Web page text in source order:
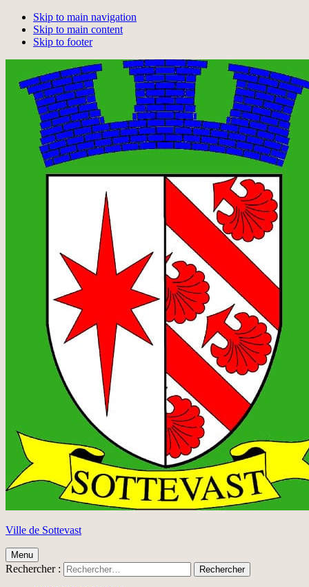
Skip to main navigation
Skip to main content
Skip to footer
Ville de Sottevast
Menu
Rechercher :